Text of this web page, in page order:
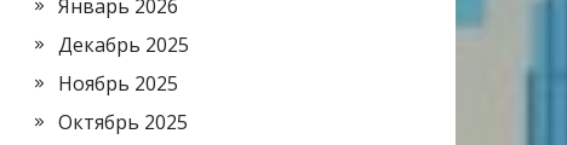
Январь 2026
Декабрь 2025
Ноябрь 2025
Октябрь 2025